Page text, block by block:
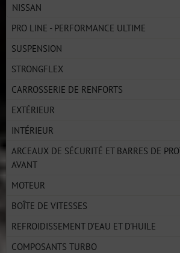
NISSAN
PRO LINE - PERFORMANCE ULTIME
SUSPENSION
STRONGFLEX
CARROSSERIE DE RENFORTS
EXTÉRIEUR
INTÉRIEUR
ARCEAUX DE SÉCURITÉ ET BARRES DE
AVANT
MOTEUR
BOÎTE DE VITESSES
REFROIDISSEMENT D'EAU ET D'HUILE
COMPOSANTS TURBO